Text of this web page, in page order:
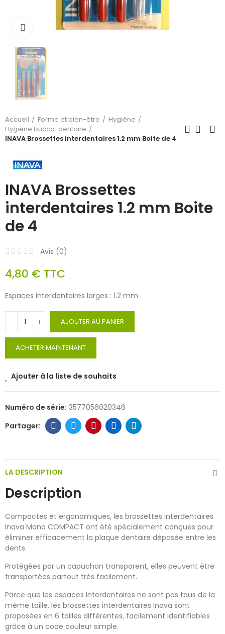
Cliquez pour agrandir
Accueil Forme et bien-être
Hygiène
Hygiène bucco-dentaire
INAVA Brossettes interdentaires 1.2 mm Boite de 4
INAVA Brossettes
interdentaires 1.2 mm Boite
de 4
Avis (0)
4,80 € TTC
Espaces interdentaires larges : 1.2 mm
AJOUTER AU PANIER
ACHETER MAINTENANT
Ajouter à la liste de souhaits
Numéro de série: 3577056020346
LA DESCRIPTION
Description
Compactes et ergonomiques, les brossettes interdentaires
Inava Mono COMPACT ont été spécialement conçues pour
éliminer efficacement la plaque dentaire déposée entre les
dents.
Protégées par un capuchon transparent, elles peuvent être
transportées partout très facilement.
Parce que les espaces interdentaires ne sont pas tous de la
même taille, les brossettes interdentaires Inava sont
proposées en 6 tailles différentes, facilement identifiables
grâce à un code couleur simple.